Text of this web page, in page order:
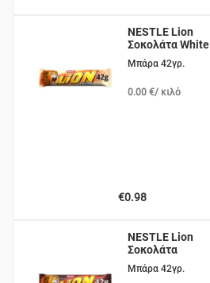
NESTLE Lion
Σοκολάτα White
Μπάρα 42γρ.
0.00 €/ κιλό
€0.98
NESTLE Lion
Σοκολάτα
Μπάρα 42γρ.